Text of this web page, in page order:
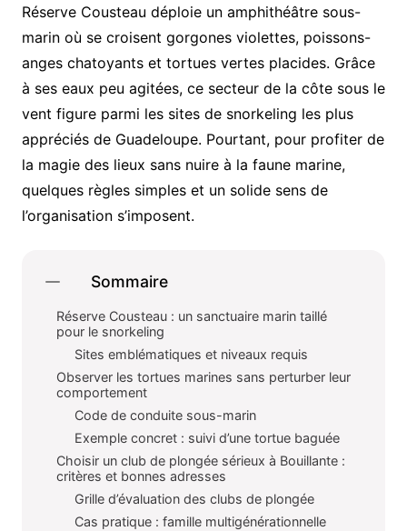
Réserve Cousteau déploie un amphithéâtre sous-
marin où se croisent gorgones violettes, poissons-
anges chatoyants et tortues vertes placides. Grâce
à ses eaux peu agitées, ce secteur de la côte sous le
vent figure parmi les sites de snorkeling les plus
appréciés de Guadeloupe. Pourtant, pour profiter de
la magie des lieux sans nuire à la faune marine,
quelques règles simples et un solide sens de
l’organisation s’imposent.
Sommaire
Réserve Cousteau : un sanctuaire marin taillé
pour le snorkeling
Sites emblématiques et niveaux requis
Observer les tortues marines sans perturber leur
comportement
Code de conduite sous-marin
Exemple concret : suivi d’une tortue baguée
Choisir un club de plongée sérieux à Bouillante :
critères et bonnes adresses
Grille d’évaluation des clubs de plongée
Cas pratique : famille multigénérationnelle